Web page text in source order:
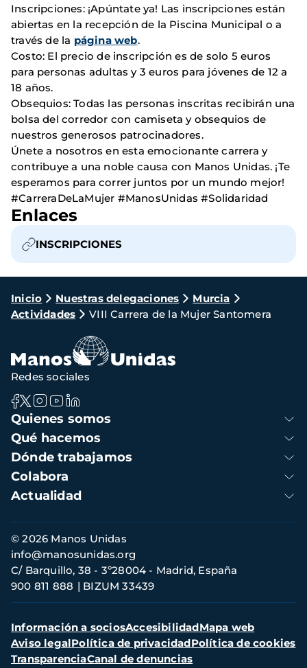
Inscripciones: ¡Apúntate ya! Las inscripciones están
abiertas en la recepción de la Piscina Municipal o a
través de la página web.
Costo: El precio de inscripción es de solo 5 euros
para personas adultas y 3 euros para jóvenes de 12 a
18 años.
Obsequios: Todas las personas inscritas recibirán una
bolsa del corredor con camiseta y obsequios de
nuestros generosos patrocinadores.
Únete a nosotros en esta emocionante carrera y
contribuye a una noble causa con Manos Unidas. ¡Te
esperamos para correr juntos por un mundo mejor!
#CarreraDeLaMujer #ManosUnidas #Solidaridad
Enlaces
INSCRIPCIONES
Ruta
de
navegación
Inicio Nuestras delegaciones
Murcia
Actividades
VIII Carrera de la Mujer Santomera
Navegación
principal
Quienes somos
Qué hacemos
Dónde trabajamos
Colabora
Actualidad
Redes sociales
Información
de
contacto
© 2026 Manos Unidas
C/ Barquillo, 38 - 3º28004 - Madrid, España
900 811 888
BIZUM 33439
info@manosunidas.org
Menú
secundario
Información a sociosAccesibilidadMapa web
Aviso legalPolítica de privacidadPolítica de cookies
TransparenciaCanal de denuncias